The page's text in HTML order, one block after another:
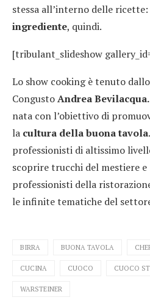
stessa all’interno delle
ingrediente, quindi.
[tribulant_slideshow
Lo show cooking è tenuto
CongustoAndrea Bevilacqua.
nata con l’obiettivo di
la cultura della buona tavola
professionisti di altissimo
scoprire trucchi del mestiere e
professionisti della
le infinite tematiche del
BIRRA BUONA TAVOLA
CUCINA CUOCO CUOCO
WARSTEINER